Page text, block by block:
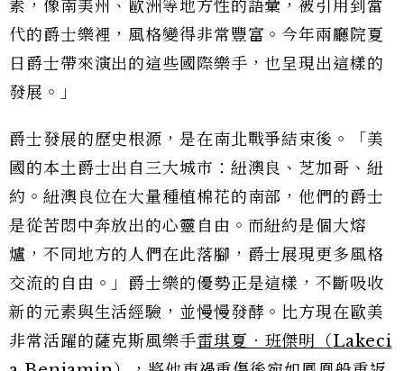
素，像南美州、歐洲等地方性的語彙，被引用到當
代的爵士樂裡，風格變得非常豐富。今年兩廳院夏
日爵士帶來演出的這些國際樂手，也呈現出這樣的
發展。」
爵士發展的歷史根源，是在南北戰爭結束後。「美
國的本土爵士出自三大城市：紐澳良、芝加哥、紐
約。紐澳良位在大量種植棉花的南部，他們的爵士
是從苦悶中奔放出的心靈自由。而紐約是個大熔
爐，不同地方的人們在此落腳，爵士展現更多風格
交流的自由。」爵士樂的優勢正是這樣，不斷吸收
新的元素與生活經驗，並慢慢發酵。比方現在歐美
非常活躍的薩克斯風樂手雷琪夏．班傑明（Lakeci